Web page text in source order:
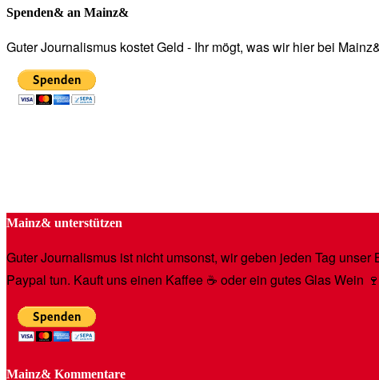
Spenden& an Mainz&
Guter Journalismus kostet Geld - Ihr mögt, was wir hier bei
Mainz& unterstützen
Guter Journalismus ist nicht umsonst, wir geben jeden Tag
Paypal tun. Kauft uns einen Kaffee ☕️ oder ein gutes Glas Wein
Mainz& Kommentare